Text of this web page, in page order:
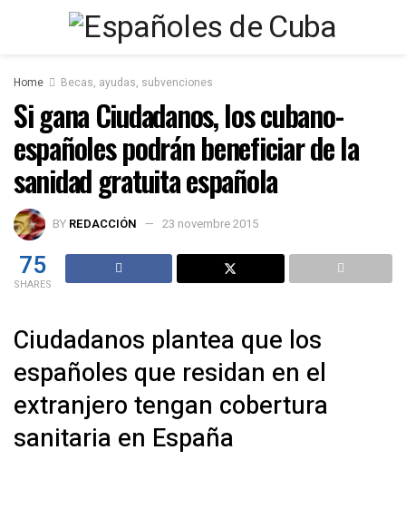
Home Becas, ayudas, subvenciones
Si gana Ciudadanos, los cubano-
españoles podrán beneficiar de la
sanidad gratuita española
BY REDACCIÓN 23 novembre 2015
75
SHARES
Ciudadanos plantea que los
españoles que residan en el
extranjero tengan cobertura
sanitaria en España